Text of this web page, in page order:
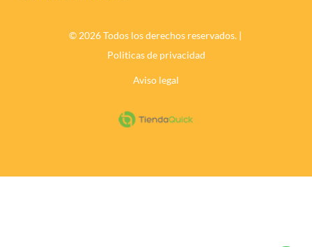
© 2026 Todos los derechos reservados. |
Politicas de privacidad
Aviso legal